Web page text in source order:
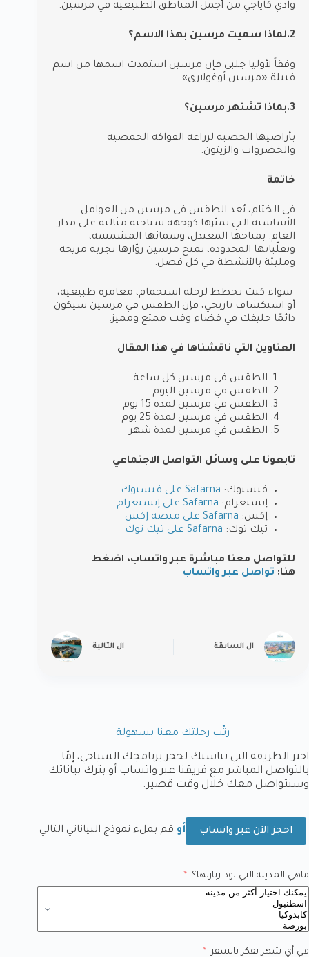
وادي كاياجي من أجمل المناطق الطبيعية في مرسين.
2.لماذا سميت مرسين بهذا الاسم؟
وفقاً لأوليا جلبي فإن مرسين استمدت اسمها من اسم
قبيلة «مرسين أوغولاري».
3.بماذا تشتهر مرسين؟
بأراضيها الخصبة لزراعة الفواكه الحمضية
والخضروات والزيتون.
خاتمة
في الختام، يُعد الطقس في مرسين من العوامل
الأساسية التي تميّزها كوجهة سياحية مثالية على مدار
العام. بمناخها المعتدل، وسمائها المشمسة،
وتقلّباتها المحدودة، تمنح مرسين زوّارها تجربة مريحة
ومليئة بالأنشطة في كل فصل.
سواء كنت تخطط لرحلة استجمام، مغامرة طبيعية،
أو استكشاف تاريخي، فإن الطقس في مرسين سيكون
دائمًا حليفك في قضاء وقت ممتع ومميز.
العناوين التي ناقشناها في هذا المقال
الطقس في مرسين كل ساعة
الطقس في مرسين اليوم
الطقس في مرسين لمدة 15 يوم
الطقس في مرسين لمدة 25 يوم
الطقس في مرسين لمدة شهر
تابعونا على وسائل التواصل الاجتماعي
فيسبوك: Safarna على فيسبوك
إنستغرام: Safarna على إنستغرام
إكس: Safarna على منصة إكس
تيك توك: Safarna على تيك توك
للتواصل معنا مباشرة عبر واتساب، اضغط
هنا: تواصل عبر واتساب
ال السابقة ال التالية
رتّب رحلتك معنا بسهولة
اختر الطريقة التي تناسبك لحجز برنامجك السياحي، إمّا
بالتواصل المباشر مع فريقنا عبر واتساب أو بترك بياناتك
وسنتواصل معك خلال وقت قصير.
احجز الآن عبر واتساب أو قم بملء نموذج البياناتي التالي
ماهي المدينة التي تود زيارتها؟
في أي شهر تفكر بالسفر